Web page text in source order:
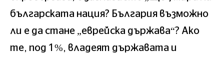
българската нация? България възможно
ли е да стане „еврейска държава“? Ако
те, под 1%, владеят държавата и